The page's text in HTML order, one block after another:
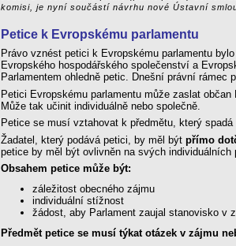
komisi, je nyní součástí návrhu nové Ústavní
Petice k Evropskému parlamentu
Právo vznést petici k Evropskému parlamentu
Evropského hospodářského společenství a
Parlamentem ohledně petic. Dnešní právní rámec
Petici Evropskému parlamentu může zaslat
Může tak učinit individuálně nebo společně.
Petice se musí vztahovat k předmětu, který
Žadatel, který podává petici, by měl být přímo
petice by měl být ovlivněn na svých
Obsahem petice může být:
záležitost obecného zájmu
individuální stížnost
žádost, aby Parlament zaujal stanovisko v
Předmět petice se musí týkat otázek v zájmu